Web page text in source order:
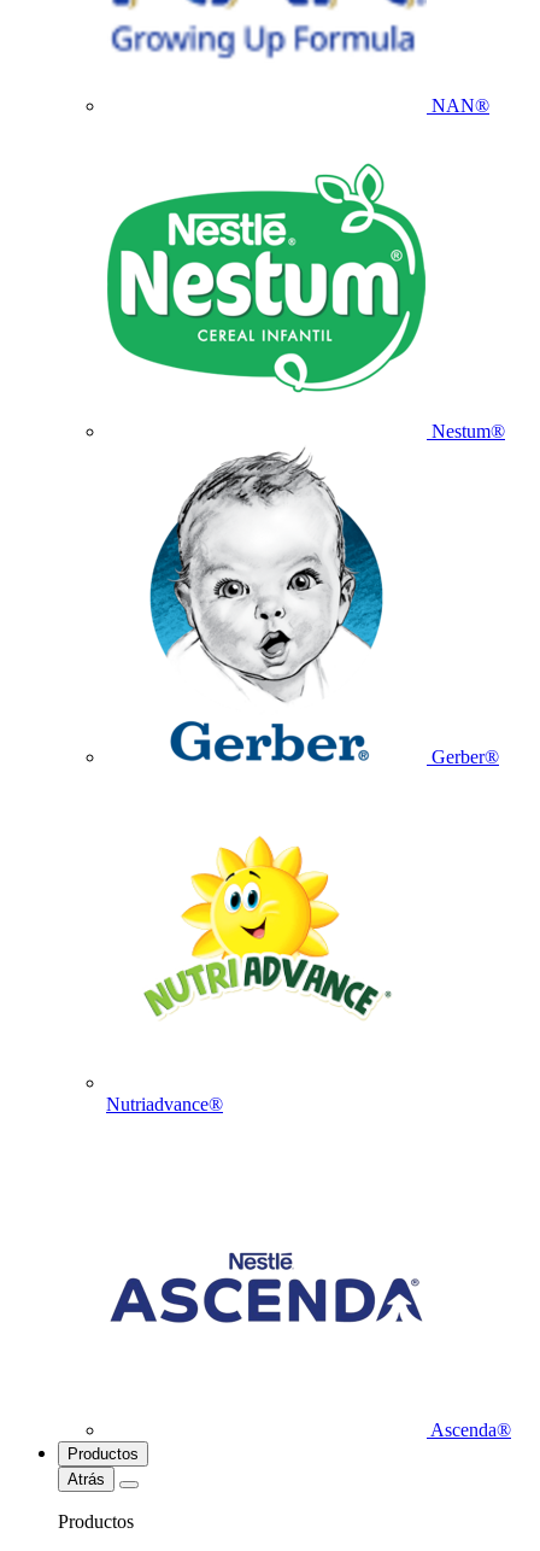
NAN®
Nestum®
Gerber®
Nutriadvance®
Ascenda®
Productos
Atrás
Productos